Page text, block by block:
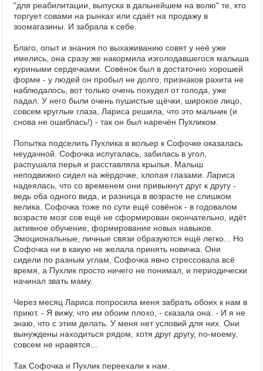
"для реабилитации, выпуска в дальнейшем на волю" те, кто
торгует совами на рынках или сдаёт на продажу в
зоомагазины. И забрала к себе.
Благо, опыт и знания по выхаживанию совят у неё уже
имелись, она сразу же накормила изголодавшегося малыша
куриными сердечками. Совёнок был в достаточно хорошей
форме - у людей он пробыл не долго, признаков рахита не
наблюдалось, вот только очень похудел от голода, уже
падал. У него были очень пушистые щёчки, широкое лицо,
совсем круглые глаза, Лариса решила, что это мальчик (и
снова не ошиблась!) - так он был наречён Пухликом.
Попытка подселить Пухлика в вольер к Софочке оказалась
неудачной. Софочка испугалась, забилась в угол,
распушала перья и расставляла крылья. Малыш
неподвижно сидел на жёрдочке, хлопая глазами. Лариса
надеялась, что со временем они привыкнут друг к другу -
ведь оба одного вида, и разница в возрасте не слишком
велика. Софочка тоже по сути ещё совёнок - в годовалом
возрасте мозг сов ещё не сформирован окончательно, идёт
активное обучение, формирование новых навыков.
Эмоциональные, личные связи образуются ещё легко... Но
Софочка ни в какую не желала принять новичка. Они
сидели по разным углам, Софочка явно стрессовала всё
время, а Пухлик просто ничего не понимал, и периодически
начинал звать маму.
Через месяц Лариса попросила меня забрать обоих к нам в
приют. - Я вижу, что им обоим плохо, - сказала она. - И я не
знаю, что с этим делать. У меня нет условий для них. Они
вынуждены находиться рядом, хотя друг другу, по-моему,
совсем не нравятся...
Так Софочка и Пухлик переехали к нам.